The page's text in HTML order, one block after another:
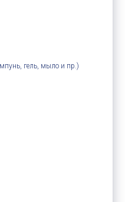
гель, мыло и пр.)